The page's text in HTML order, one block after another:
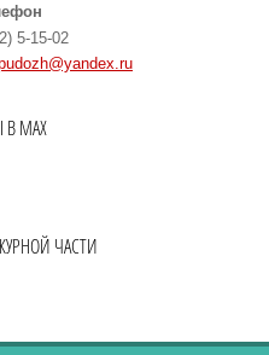
5-15-02
MAX
ЧАСТИ